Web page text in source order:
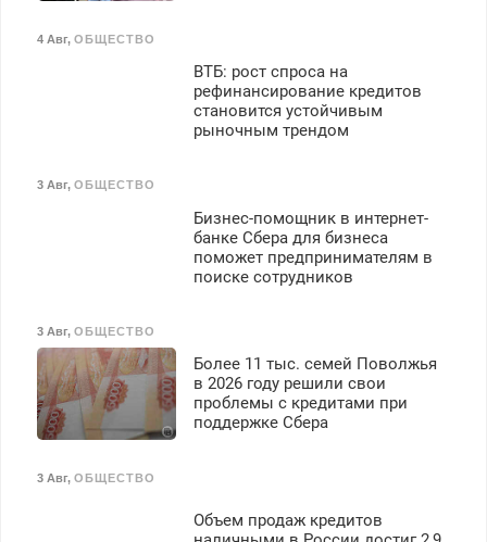
4 Авг, ОБЩЕСТВО
ВТБ: рост спроса на
рефинансирование кредитов
становится устойчивым
рыночным трендом
3 Авг, ОБЩЕСТВО
Бизнес-помощник в интернет-
банке Сбера для бизнеса
поможет предпринимателям в
поиске сотрудников
3 Авг, ОБЩЕСТВО
Более 11 тыс. семей Поволжья
в 2026 году решили свои
проблемы с кредитами при
поддержке Сбера
3 Авг, ОБЩЕСТВО
Объем продаж кредитов